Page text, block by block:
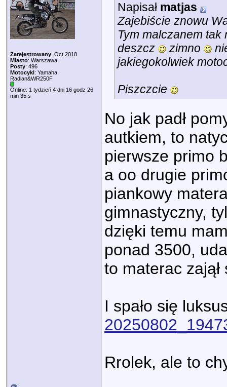
Zarejestrowany: Oct 2018
Miasto: Warszawa
Posty: 496
Motocykl: Yamaha
Radian&WR250F
Online: 1 tydzień 4 dni 16 godz 26
min 35 s
Napisał matjas
Zajebiście znowu
Tym malczanem
deszcz
zimno
jakiegokolwiek
Piszczcie
No jak padł
autkiem, to
pierwsze primo
a oo drugie
piankowy
gimnastyczny,
dzięki temu
ponad 3500,
to materac
I spało się
Rrolek, ale to